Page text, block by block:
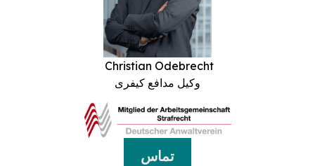
Christian Odebrecht
وکیل مدافع کیفری
تماس